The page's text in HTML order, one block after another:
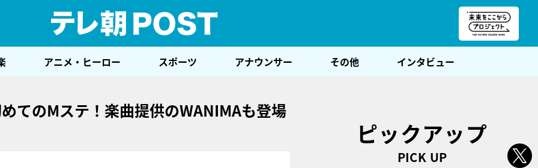
アニメ・ヒーロー スポーツ アナウンサー その他 インタビュー
てのMステ！楽曲提供のWANIMAも登場
ピックアップ
PICK UP